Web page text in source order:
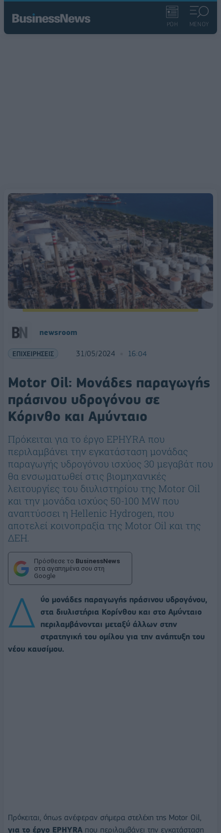
ΡΟΗ ΜΕΝΟΥ
newsroom
ΕΠΙΧΕΙΡΗΣΕΙΣ 31/05/2024 16:04
Motor Oil: Μονάδες παραγωγής
πράσινου υδρογόνου σε
Κόρινθο και Αμύνταιο
Πρόκειται για το έργο EPHYRA που
περιλαμβάνει την εγκατάσταση μονάδας
παραγωγής υδρογόνου ισχύος 30 μεγαβάτ που
θα ενσωματωθεί στις βιομηχανικές
λειτουργίες του διυλιστηρίου της Motor Oil
και την μονάδα ισχύος 50-100 MW που
αναπτύσσει η Hellenic Hydrogen, που
αποτελεί κοινοπραξία της Motor Oil και της
ΔΕΗ.
Πρόσθεσε το BusinessNews
στα αγαπημένα σου στη
Google
Δ
ύο μονάδες παραγωγής πράσινου υδρογόνου,
στα διυλιστήρια Κορίνθου και στο Αμύνταιο
περιλαμβάνονται μεταξύ άλλων στην
στρατηγική του ομίλου για την ανάπτυξη του
νέου καυσίμου.
Πρόκειται, όπως ανέφεραν σήμερα στελέxη της Motor Oil,
για το έργο EPHYRA που περιλαμβάνει την εγκατάσταση